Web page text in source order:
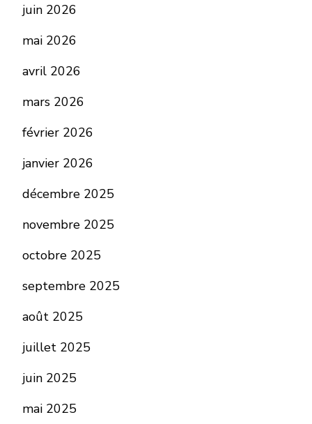
juin 2026
mai 2026
avril 2026
mars 2026
février 2026
janvier 2026
décembre 2025
novembre 2025
octobre 2025
septembre 2025
août 2025
juillet 2025
juin 2025
mai 2025